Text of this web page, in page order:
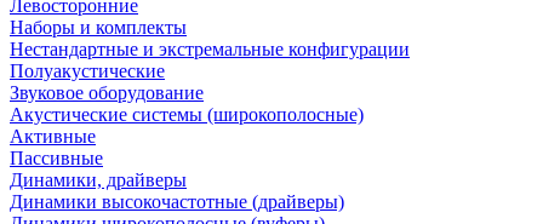
Левосторонние
Наборы и комплекты
Нестандартные и экстремальные конфигурации
Полуакустические
Звуковое оборудование
Акустические системы (широкополосные)
Активные
Пассивные
Динамики, драйверы
Динамики высокочастотные (драйверы)